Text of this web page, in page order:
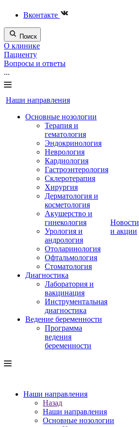
Вконтакте
Поиск
О клинике
Пациенту
Вопросы и ответы
...
Наши направления
Основные нозологии
Терапия и
гематология
Эндокринология
Неврология
Кардиология
Гастроэнтерология
Склеротерапия
Хирургия
Дерматология и
косметология
Акушерство и
гинекология
Урология и
андрология
Отоларинология
Офтальмология
Стоматология
Диагностика
Лаборатория и
вакцинация
Инструментальная
диагностика
Ведение беременности
Программа
ведения
беременности
Новости
и акции
Наши направления
Назад
Наши направления
Основные нозологии